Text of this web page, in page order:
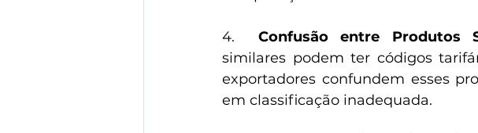
4. Confusão entre Produtos
similares podem ter códigos
exportadores confundem esses
em classificação inadequada.